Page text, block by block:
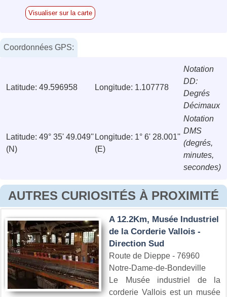
Visualiser sur la carte
Coordonnées GPS:
Latitude: 49.596958 Longitude: 1.107778
Notation
DD:
Degrés
Décimaux
Latitude: 49° 35' 49.049''
(N)
Longitude: 1° 6' 28.001''
(E)
Notation
DMS
(degrés,
minutes,
secondes)
AUTRES CURIOSITÉS À PROXIMITÉ
A 12.2Km, Musée Industriel
de la Corderie Vallois -
Direction Sud
Route de Dieppe - 76960
Notre-Dame-de-Bondeville
Le Musée industriel de la
corderie Vallois est un musée